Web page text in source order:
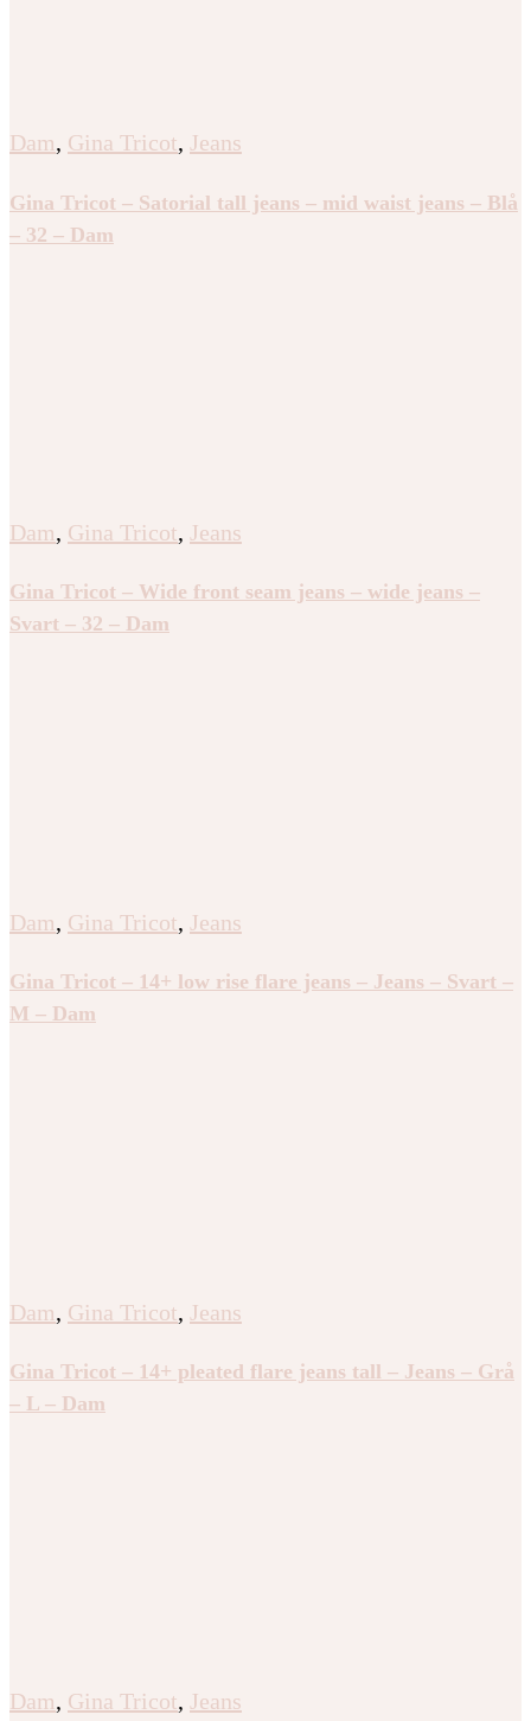
Dam, Gina Tricot, Jeans
Gina Tricot – Satorial tall jeans – mid waist jeans – Blå
– 32 – Dam
Dam, Gina Tricot, Jeans
Gina Tricot – Wide front seam jeans – wide jeans –
Svart – 32 – Dam
Dam, Gina Tricot, Jeans
Gina Tricot – 14+ low rise flare jeans – Jeans – Svart –
M – Dam
Dam, Gina Tricot, Jeans
Gina Tricot – 14+ pleated flare jeans tall – Jeans – Grå
– L – Dam
Dam, Gina Tricot, Jeans